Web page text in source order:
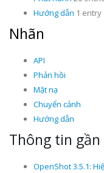
Hướng dẫn 1 entry
Nhãn
API
Phản hồi
Mặt nạ
Chuyển cảnh
Hướng dẫn
Thông tin gần
OpenShot 3.5.1: